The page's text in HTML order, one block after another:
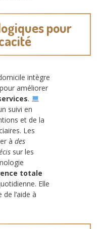
pour
intègre
améliorer
.
suivi en
et de la
Les
à des
sur les
totale
Elle
l’aide à